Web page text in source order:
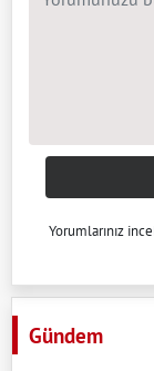
Yorumlarınız
Gündem